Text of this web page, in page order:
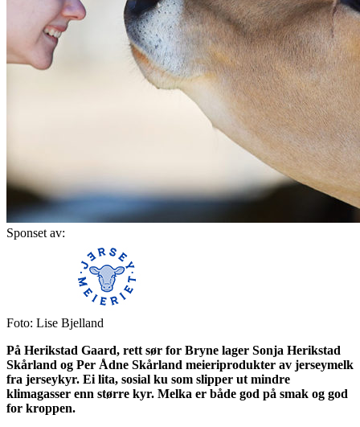
Sponset av:
Foto: Lise Bjelland
På Herikstad Gaard, rett sør for Bryne lager Sonja Herikstad
Skårland og Per Ådne Skårland meieriprodukter av jerseymelk
fra jerseykyr. Ei lita, sosial ku som slipper ut mindre
klimagasser enn større kyr. Melka er både god på smak og god
for kroppen.